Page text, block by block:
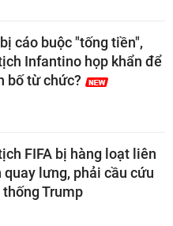
cáo buộc "tống tiền",
Infantino họp khẩn để
bố từ chức?
FIFA bị hàng loạt liên
quay lưng, phải cầu cứu
thống Trump